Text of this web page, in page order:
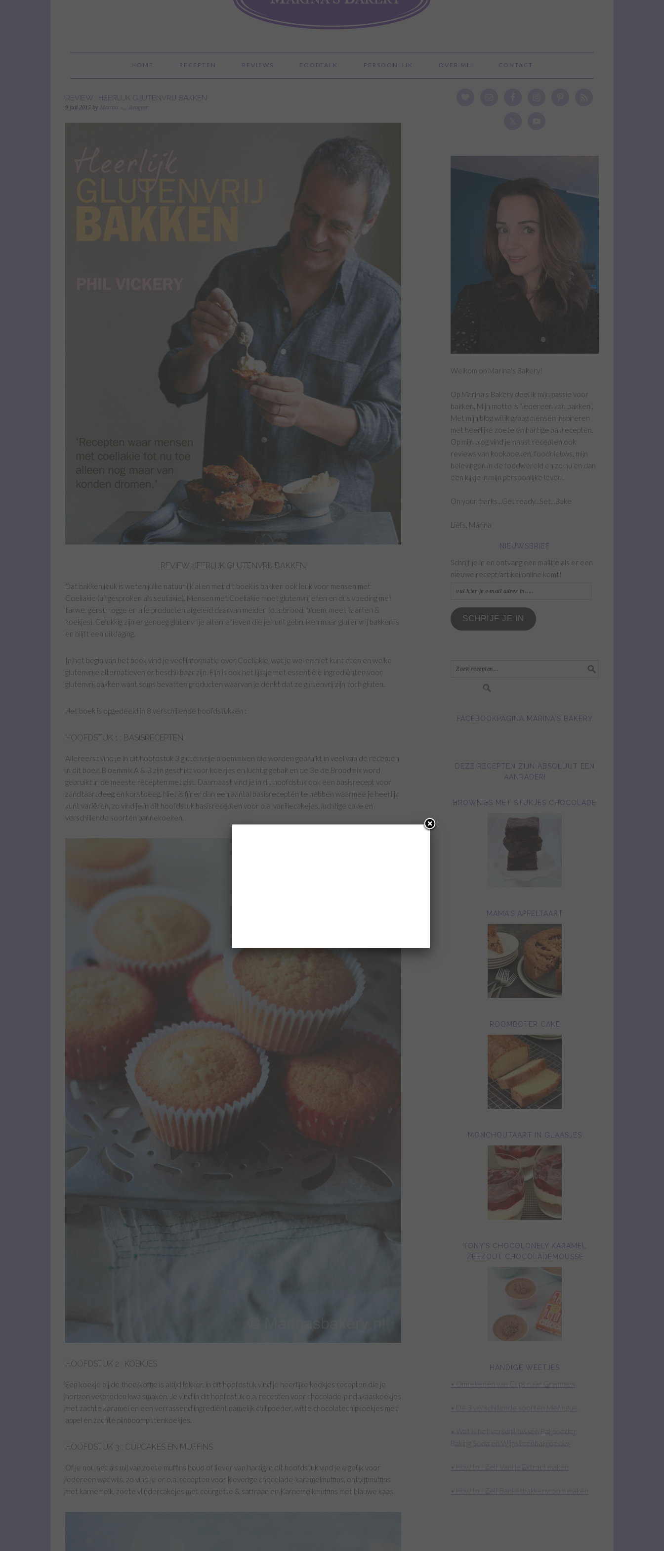
HOME RECEPTEN REVIEWS FOODTALK PERSOONLIJK OVER MIJ CONTACT
REVIEW : HEERLIJK GLUTENVRIJ BAKKEN
9 juli 2015 by Marina Reageer
REVIEW HEERLIJK GLUTENVRIJ BAKKEN
Dat bakken leuk is weten jullie natuurlijk al en met dit boek is bakken ook leuk voor mensen met
Coeliakie (uitgesproken als seuliakie). Mensen met Coeliakie moet glutenvrij eten en dus voeding met
tarwe, gerst, rogge en alle producten afgeleid daarvan meiden (o.a. brood, bloem, meel, taarten &
koekjes). Gelukkig zijn er genoeg glutenvrije alternatieven die je kunt gebruiken maar glutenvrij bakken is
en blijft een uitdaging.
In het begin van het boek vind je veel informatie over Coeliakie, wat je wel en niet kunt eten en welke
glutenvrije alternatieven er beschikbaar zijn. Fijn is ook het lijstje met essentiële ingrediënten voor
glutenvrij bakken want soms bevatten producten waarvan je denkt dat ze glutenvrij zijn toch gluten.
Het boek is opgedeeld in 8 verschillende hoofdstukken :
HOOFDSTUK 1 : BASISRECEPTEN
Allereerst vind je in dit hoofdstuk 3 glutenvrije bloemmixen die worden gebruikt in veel van de recepten
in dit boek. Bloemmix A & B zijn geschikt voor koekjes en luchtig gebak en de 3e de Broodmix word
gebruikt in de meeste recepten met gist. Daarnaast vind je in dit hoofdstuk ook een basisrecept voor
zandtaartdeeg en korstdeeg. Niet is fijner dan een aantal basisrecepten te hebben waarmee je heerlijk
kunt variëren, zo vind je in dit hoofdstuk basisrecepten voor o.a vanillecakejes, luchtige cake en
verschillende soorten pannekoeken.
HOOFDSTUK 2 : KOEKJES
Een koekje bij de thee/koffie is altijd lekker, in dit hoofdstuk vind je heerlijke koekjes recepten die je
horizon verbreden kwa smaken. Je vind in dit hoofdstuk o.a. recepten voor chocolade-pindakaaskoekjes
met zachte karamel en een verrassend ingrediënt namelijk chilipoeder, witte chocolatechipkoekjes met
appel en zachte pijnboompittenkoekjes.
HOOFDSTUK 3 : CUPCAKES EN MUFFINS
Of je nou net als mij van zoete muffins houd of liever van hartig in dit hoofdstuk vind je eigelijk voor
iedereen wat wils, zo vind je er o.a. recepten voor kleverige chocolade-karamelmuffins, ontbijtmuffins
met karnemelk, zoete vlindercakejes met courgette & saffraan en Karnemelkmuffins met blauwe kaas.
Welkom op Marina's Bakery!
Op Marina's Bakery deel ik mijn passie voor
bakken. Mijn motto is “iedereen kan bakken”.
Met mijn blog wil ik graag mensen inspireren
met heerlijke zoete en hartige bakrecepten.
Op mijn blog vind je naast recepten ook
reviews van kookboeken, foodnieuws, mijn
belevingen in de foodwereld en zo nu en dan
een kijkje in mijn persoonlijke leven!
On your marks...Get ready...Set...Bake
Liefs, Marina
NIEUWSBRIEF
Schrijf je in en ontvang een mailtje als er een
nieuwe recept/artikel online komt!
vul
je
e-
SCHRIJF JE IN
FACEBOOKPAGINA MARINA'S BAKERY
DEZE RECEPTEN ZIJN ABSOLUUT EEN
AANRADER!
BROWNIES MET STUKJES CHOCOLADE
MAMA’S APPELTAART
ROOMBOTER CAKE
MONCHOUTAART IN GLAASJES
TONY’S CHOCOLONELY KARAMEL
ZEEZOUT CHOCOLADEMOUSSE
HANDIGE WEETJES
• Omrekenen van Cups naar Grammen
• De 3 verschillende soorten Meringue
• Wat is het verschil tussen Bakpoeder,
Baking Soda en Wijnsteenbakpoeder
• How to : Zelf Vanille Extract maken
• How to : Zelf Banketbakkersroom maken